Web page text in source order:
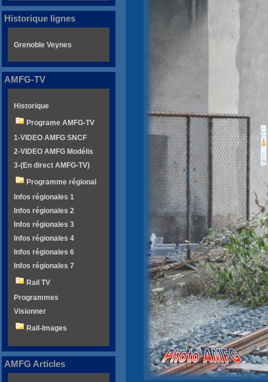
Historique lignes
Grenoble Veynes
AMFG-TV
Historique
Programe AMFG-TV
1-VIDEO AMFG SNCF
2-VIDEO AMFG Modélis
3-(En direct AMFG-TV)
Programme régional
Infos régionales 1
Infos régionales 2
Infos régionales 3
Infos régionales 4
Infos régionales 6
Infos régionales 7
Rail TV
Programmes
Visionner
Rail-Images
AMFG Articles